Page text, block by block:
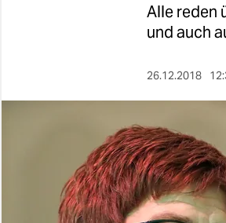
wahrheit
Alle reden
und auch
26.12.2018